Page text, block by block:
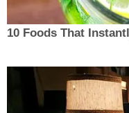
10 Foods That